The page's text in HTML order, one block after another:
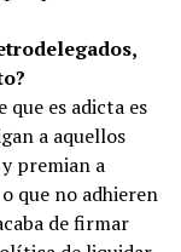
es adicta es
a aquellos
premian a
que no adhieren
de firmar